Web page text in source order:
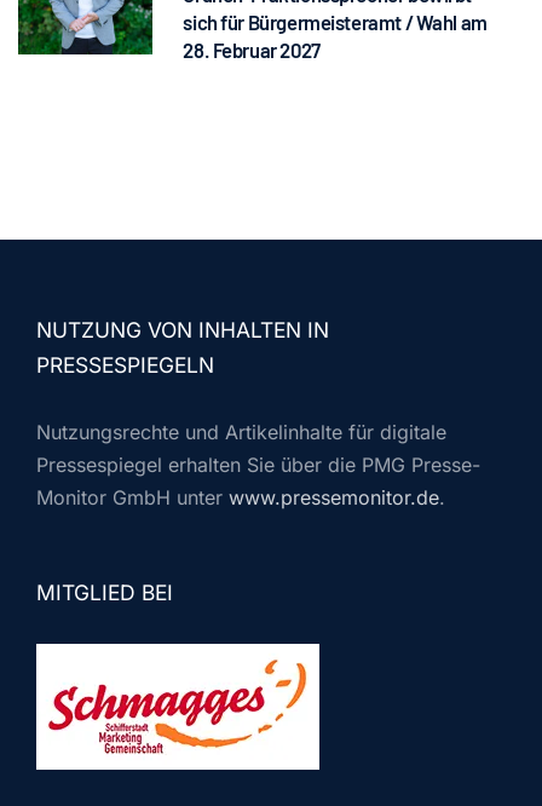
sich für Bürgermeisteramt / Wahl am
28. Februar 2027
NUTZUNG VON INHALTEN IN
PRESSESPIEGELN
Nutzungsrechte und Artikelinhalte für digitale
Pressespiegel erhalten Sie über die PMG Presse-
Monitor GmbH unter www.pressemonitor.de.
MITGLIED BEI